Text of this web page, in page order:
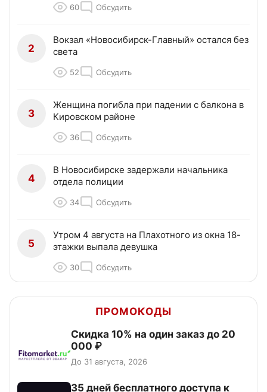
60 Обсудить
2
Вокзал «Новосибирск-Главный» остался без
света
52 Обсудить
3
Женщина погибла при падении с балкона в
Кировском районе
36 Обсудить
4
В Новосибирске задержали начальника
отдела полиции
34 Обсудить
5
Утром 4 августа на Плахотного из окна 18-
этажки выпала девушка
30 Обсудить
ПРОМОКОДЫ
Скидка 10% на один заказ до 20
000 ₽
До 31 августа, 2026
35 дней бесплатного доступа к